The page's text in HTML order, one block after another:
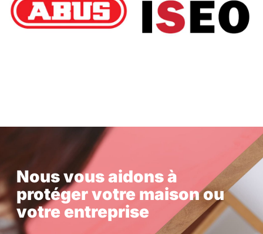
Nous vous aidons à
protéger votre maison ou
votre entreprise